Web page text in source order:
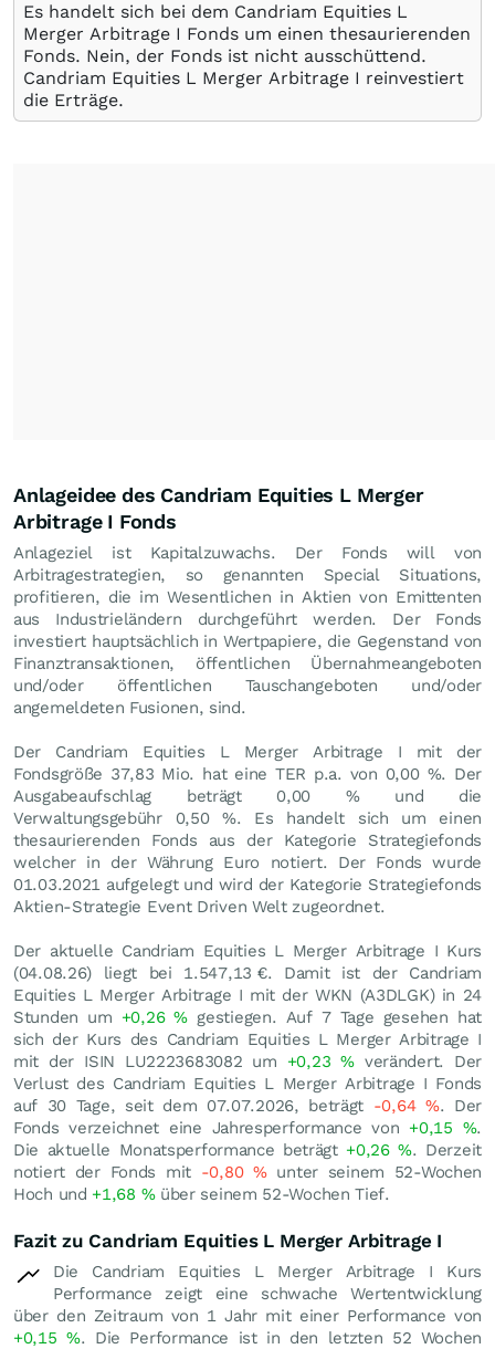
Es handelt sich bei dem Candriam Equities L
Merger Arbitrage I Fonds um einen thesaurierenden
Fonds. Nein, der Fonds ist nicht ausschüttend.
Candriam Equities L Merger Arbitrage I reinvestiert
die Erträge.
Anlageidee des Candriam Equities L Merger
Arbitrage I Fonds
Anlageziel ist Kapitalzuwachs. Der Fonds will von
Arbitragestrategien, so genannten Special Situations,
profitieren, die im Wesentlichen in Aktien von Emittenten
aus Industrieländern durchgeführt werden. Der Fonds
investiert hauptsächlich in Wertpapiere, die Gegenstand von
Finanztransaktionen, öffentlichen Übernahmeangeboten
und/oder öffentlichen Tauschangeboten und/oder
angemeldeten Fusionen, sind.
Der Candriam Equities L Merger Arbitrage I mit der
Fondsgröße 37,83 Mio. hat eine TER p.a. von 0,00 %. Der
Ausgabeaufschlag beträgt 0,00 % und die
Verwaltungsgebühr 0,50 %. Es handelt sich um einen
thesaurierenden Fonds aus der Kategorie Strategiefonds
welcher in der Währung Euro notiert. Der Fonds wurde
01.03.2021 aufgelegt und wird der Kategorie Strategiefonds
Aktien-Strategie Event Driven Welt zugeordnet.
Der aktuelle Candriam Equities L Merger Arbitrage I Kurs
(04.08.26) liegt bei 1.547,13 €. Damit ist der Candriam
Equities L Merger Arbitrage I mit der WKN (A3DLGK) in 24
Stunden um +0,26% gestiegen. Auf 7 Tage gesehen hat
sich der Kurs des Candriam Equities L Merger Arbitrage I
mit der ISIN LU2223683082 um +0,23%verändert. Der
Verlust des Candriam Equities L Merger Arbitrage I Fonds
auf 30 Tage, seit dem 07.07.2026, beträgt -0,64 %. Der
Fonds verzeichnet eine Jahresperformance von +0,15 %.
Die aktuelle Monatsperformance beträgt +0,26%. Derzeit
notiert der Fonds mit -0,80 %unter seinem 52-Wochen
Hoch und +1,68 %über seinem 52-Wochen Tief.
Fazit zu Candriam Equities L Merger Arbitrage I
Die Candriam Equities L Merger Arbitrage I Kurs
Performance zeigt eine schwache Wertentwicklung
über den Zeitraum von 1 Jahr mit einer Performance von
+0,15 %. Die Performance ist in den letzten 52 Wochen